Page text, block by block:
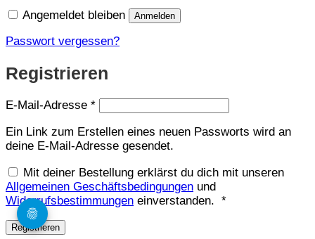
Angemeldet bleiben Anmelden
Passwort vergessen?
Registrieren
E-Mail-Adresse *Erforderlich
Ein Link zum Erstellen eines neuen Passworts wird an
deine E-Mail-Adresse gesendet.
Mit deiner Bestellung erklärst du dich mit unseren
Allgemeinen Geschäftsbedingungen und
Widerrufsbestimmungen einverstanden. *Erforderlich
Registrieren